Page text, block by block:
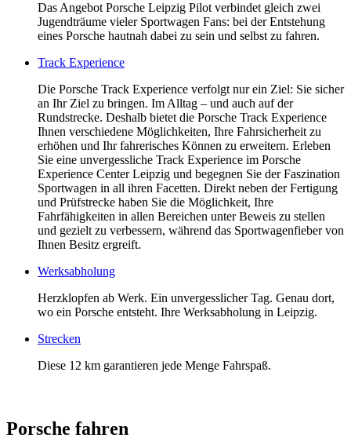
Das Angebot Porsche Leipzig Pilot verbindet gleich zwei
Jugendträume vieler Sportwagen Fans: bei der Entstehung
eines Porsche hautnah dabei zu sein und selbst zu fahren.
Track Experience
Die Porsche Track Experience verfolgt nur ein Ziel: Sie sicher
an Ihr Ziel zu bringen. Im Alltag – und auch auf der
Rundstrecke. Deshalb bietet die Porsche Track Experience
Ihnen verschiedene Möglichkeiten, Ihre Fahrsicherheit zu
erhöhen und Ihr fahrerisches Können zu erweitern. Erleben
Sie eine unvergessliche Track Experience im Porsche
Experience Center Leipzig und begegnen Sie der Faszination
Sportwagen in all ihren Facetten. Direkt neben der Fertigung
und Prüfstrecke haben Sie die Möglichkeit, Ihre
Fahrfähigkeiten in allen Bereichen unter Beweis zu stellen
und gezielt zu verbessern, während das Sportwagenfieber von
Ihnen Besitz ergreift.
Werksabholung
Herzklopfen ab Werk. Ein unvergesslicher Tag. Genau dort,
wo ein Porsche entsteht. Ihre Werksabholung in Leipzig.
Strecken
Diese 12 km garantieren jede Menge Fahrspaß.
Porsche fahren